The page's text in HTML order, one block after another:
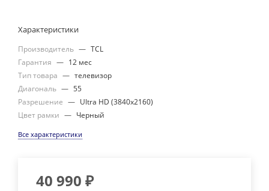
Характеристики
Производитель — TCL
Гарантия — 12 мес
Тип товара — телевизор
Диагональ — 55
Разрешение — Ultra HD (3840х2160)
Цвет рамки — Черный
Все характеристики
40 990 ₽